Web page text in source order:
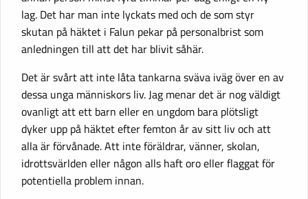
lag. Det har man inte lyckats med och de som styr
skutan på häktet i Falun pekar på personalbrist som
anledningen till att det har blivit såhär.
Det är svårt att inte låta tankarna sväva iväg över en av
dessa unga människors liv. Jag menar det är nog väldigt
ovanligt att ett barn eller en ungdom bara plötsligt
dyker upp på häktet efter femton år av sitt liv och att
alla är förvånade. Att inte föräldrar, vänner, skolan,
idrottsvärlden eller någon alls haft oro eller flaggat för
potentiella problem innan.